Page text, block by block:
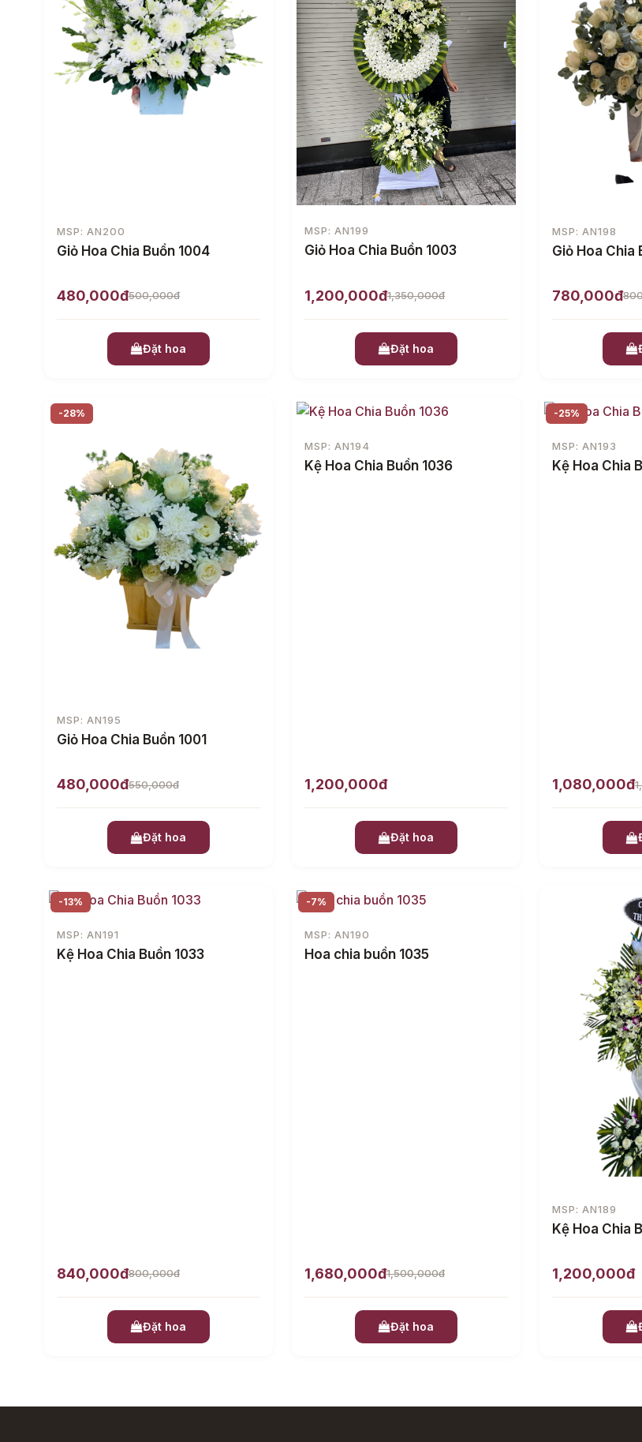
MSP: AN200
Giỏ Hoa Chia Buồn 1004
480,000đ500,000đ
Đặt hoa
MSP: AN199
Giỏ Hoa Chia Buồn 1003
1,200,000đ1,350,000đ
Đặt hoa
MSP: AN198
Giỏ Hoa Chia
780,000đ
-28%
MSP: AN195
Giỏ Hoa Chia Buồn 1001
480,000đ550,000đ
Đặt hoa
MSP: AN194
Kệ Hoa Chia Buồn 1036
1,200,000đ
Đặt hoa
-25%
MSP: AN193
Kệ Hoa Chia
1,080,000đ
-13%
MSP: AN191
Kệ Hoa Chia Buồn 1033
840,000đ800,000đ
Đặt hoa
-7%
MSP: AN190
Hoa chia buồn 1035
1,680,000đ1,500,000đ
Đặt hoa
MSP: AN189
Kệ Hoa Chia
1,200,000đ